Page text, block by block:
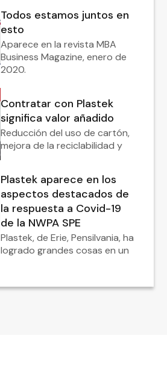
Todos estamos juntos en
esto
Aparece en la revista MBA
Business Magazine, enero de
2020.
Contratar con Plastek
significa valor añadido
Reducción del uso de cartón,
mejora de la reciclabilidad y
Plastek aparece en los
aspectos destacados de
la respuesta a Covid-19
de la NWPA SPE
Plastek, de Erie, Pensilvania, ha
logrado grandes cosas en un